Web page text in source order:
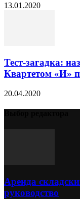
13.01.2020
Тест-загадка:
Квартетом «И»
20.04.2020
Аренда
руководство